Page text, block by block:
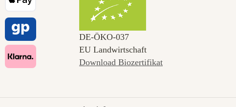
DE‑ÖKO‑037
EU Landwirtschaft
Download Biozertifikat